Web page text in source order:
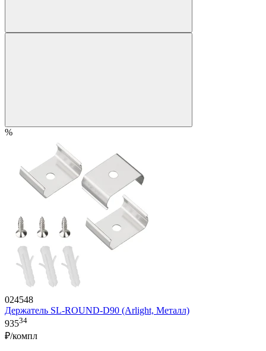
%
024548
Держатель SL-ROUND-D90 (Arlight, Металл)
93534
₽/компл